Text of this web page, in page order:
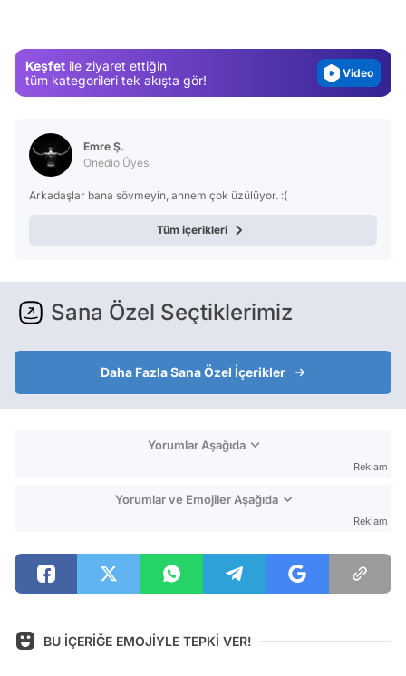
Keşfet ile ziyaret ettiğin
tüm kategorileri tek akışta gör!
Video
Emre Ş.
Onedio Üyesi
Arkadaşlar bana sövmeyin, annem çok üzülüyor. :(
Tüm içerikleri
Sana Özel Seçtiklerimiz
Daha Fazla Sana Özel İçerikler
Yorumlar Aşağıda
Reklam
Yorumlar ve Emojiler Aşağıda
Reklam
BU İÇERİĞE EMOJİYLE TEPKİ VER!